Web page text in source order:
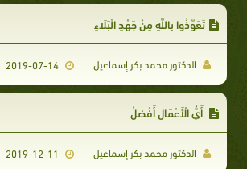
تَعَوَّذُوا بِاللَّهِ مِنْ جَهْدِ الْبَلَاءِ
الدكتور محمد بكر إسماعيل
أَيُّ الْأَعْمَالِ أَفْضَلُ
الدكتور محمد بكر إسماعيل